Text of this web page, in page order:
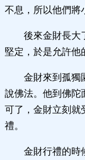
不息，所以他們將
後來金財長大
堅定，於是允許他
金財來到孤獨
說佛法。他到佛陀
可了，金財立刻就
禮。
金財行禮的時